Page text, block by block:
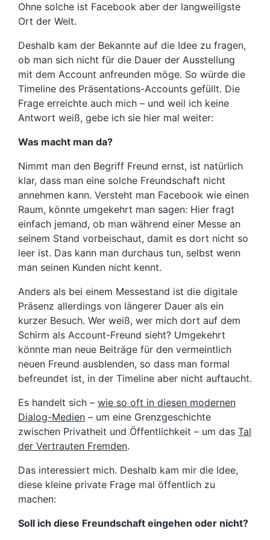
Ohne solche ist Facebook aber der langweiligste
Ort der Welt.
Deshalb kam der Bekannte auf die Idee zu fragen,
ob man sich nicht für die Dauer der Ausstellung
mit dem Account anfreunden möge. So würde die
Timeline des Präsentations-Accounts gefüllt. Die
Frage erreichte auch mich – und weil ich keine
Antwort weiß, gebe ich sie hier mal weiter:
Was macht man da?
Nimmt man den Begriff Freund ernst, ist natürlich
klar, dass man eine solche Freundschaft nicht
annehmen kann. Versteht man Facebook wie einen
Raum, könnte umgekehrt man sagen: Hier fragt
einfach jemand, ob man während einer Messe an
seinem Stand vorbeischaut, damit es dort nicht so
leer ist. Das kann man durchaus tun, selbst wenn
man seinen Kunden nicht kennt.
Anders als bei einem Messestand ist die digitale
Präsenz allerdings von längerer Dauer als ein
kurzer Besuch. Wer weiß, wer mich dort auf dem
Schirm als Account-Freund sieht? Umgekehrt
könnte man neue Beiträge für den vermeintlich
neuen Freund ausblenden, so dass man formal
befreundet ist, in der Timeline aber nicht auftaucht.
Es handelt sich – wie so oft in diesen modernen
Dialog-Medien – um eine Grenzgeschichte
zwischen Privatheit und Öffentlichkeit – um das Tal
der Vertrauten Fremden.
Das interessiert mich. Deshalb kam mir die Idee,
diese kleine private Frage mal öffentlich zu
machen:
Soll ich diese Freundschaft eingehen oder nicht?